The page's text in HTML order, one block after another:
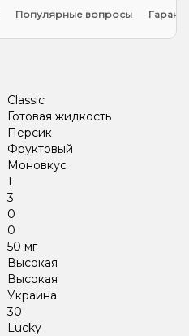
Популярные вопросы
Classic
Готовая жидкость
Персик
Фруктовый
Моновкус
1
3
0
0
50 мг
Высокая
Высокая
Украина
30
Lucky